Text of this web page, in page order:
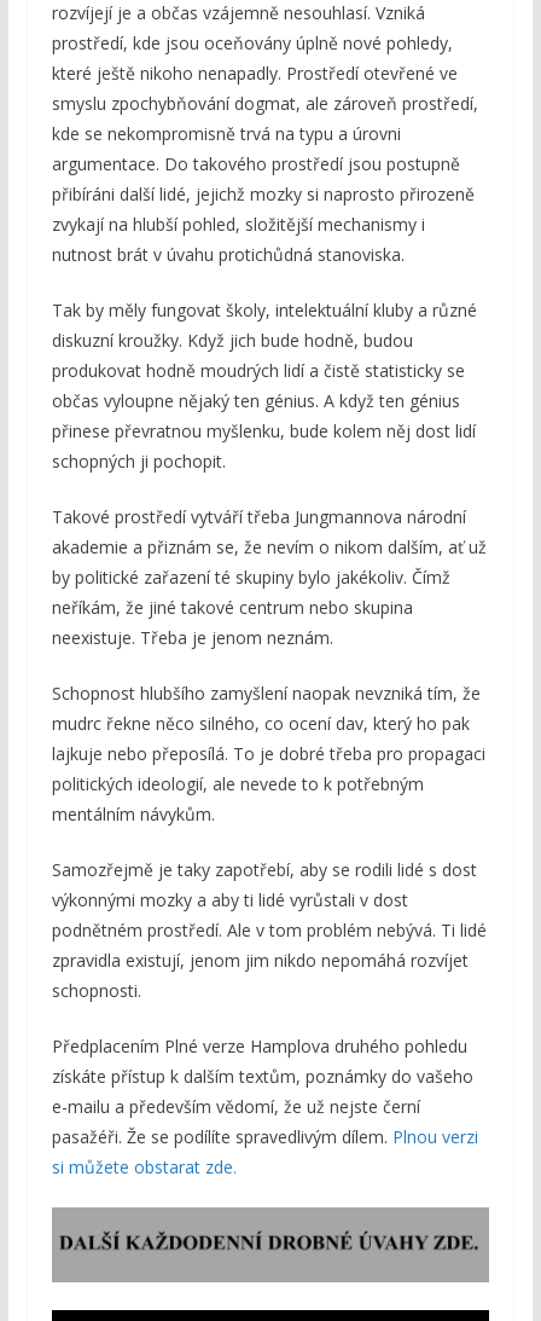
rozvíjejí je a občas vzájemně nesouhlasí. Vzniká
prostředí, kde jsou oceňovány úplně nové pohledy,
které ještě nikoho nenapadly. Prostředí otevřené ve
smyslu zpochybňování dogmat, ale zároveň prostředí,
kde se nekompromisně trvá na typu a úrovni
argumentace. Do takového prostředí jsou postupně
přibíráni další lidé, jejichž mozky si naprosto přirozeně
zvykají na hlubší pohled, složitější mechanismy i
nutnost brát v úvahu protichůdná stanoviska.
Tak by měly fungovat školy, intelektuální kluby a různé
diskuzní kroužky. Když jich bude hodně, budou
produkovat hodně moudrých lidí a čistě statisticky se
občas vyloupne nějaký ten génius. A když ten génius
přinese převratnou myšlenku, bude kolem něj dost lidí
schopných ji pochopit.
Takové prostředí vytváří třeba Jungmannova národní
akademie a přiznám se, že nevím o nikom dalším, ať už
by politické zařazení té skupiny bylo jakékoliv. Čímž
neříkám, že jiné takové centrum nebo skupina
neexistuje. Třeba je jenom neznám.
Schopnost hlubšího zamyšlení naopak nevzniká tím, že
mudrc řekne něco silného, co ocení dav, který ho pak
lajkuje nebo přeposílá. To je dobré třeba pro propagaci
politických ideologií, ale nevede to k potřebným
mentálním návykům.
Samozřejmě je taky zapotřebí, aby se rodili lidé s dost
výkonnými mozky a aby ti lidé vyrůstali v dost
podnětném prostředí. Ale v tom problém nebývá. Ti lidé
zpravidla existují, jenom jim nikdo nepomáhá rozvíjet
schopnosti.
Předplacením Plné verze Hamplova druhého pohledu
získáte přístup k dalším textům, poznámky do vašeho
e-mailu a především vědomí, že už nejste černí
pasažéři. Že se podílíte spravedlivým dílem. Plnou verzi
si můžete obstarat zde.